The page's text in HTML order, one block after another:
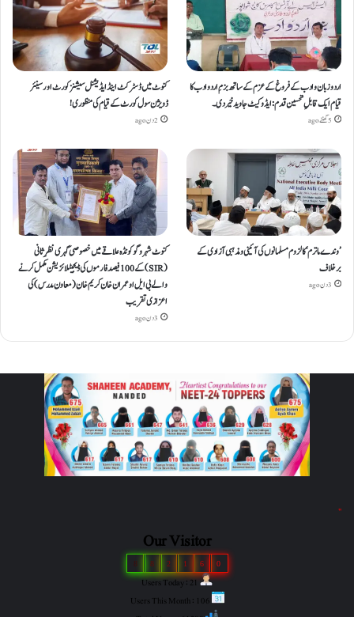
اردو زبان و ادب کے فروغ کے عزم کے ساتھ بزمِ اردو ادب کا
قیام ایک قابلِ تحسین قدم : ایڈوکیٹ جاوید خیردی۔
5 گھنٹے ago
کنوٹ میں ڈسٹرکٹ اینڈ ایڈیشنل سیشنز کورٹ اور سینئر
ڈویژن سول کورٹ کے قیام کی منظوری!
2 دن ago
’وندے ماترم‘ کا لزوم مسلمانوں کی آئینی ومذہبی آزادی کے
برخلاف
3 دن ago
کنوٹ شہر و گوکونڈہ علاقے میں خصوصی گہری نظرِ ثانی
(SIR) کے 100 فیصد فارموں کی ڈیجیٹلائزیشن مکمل کرنے
والے بی ایل او عمران خان کریم خان (معاون مدرس) کی
اعزازی تقریب
3 دن ago
"
Our Visitor
0
6
1
2
8
Users Today : 21